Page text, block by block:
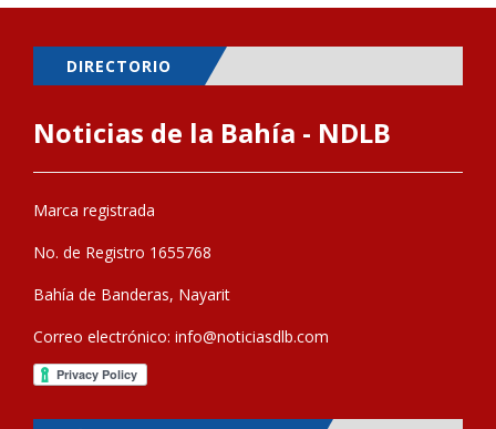
DIRECTORIO
Noticias de la Bahía - NDLB
Marca registrada
No. de Registro 1655768
Bahía de Banderas, Nayarit
Correo electrónico: info@noticiasdlb.com